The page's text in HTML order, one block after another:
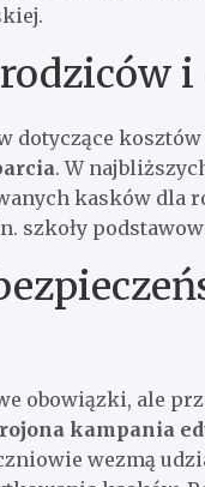
dotyczące
. W
kasków dla
szkoły
obowiązki, ale
kampania
wezmą